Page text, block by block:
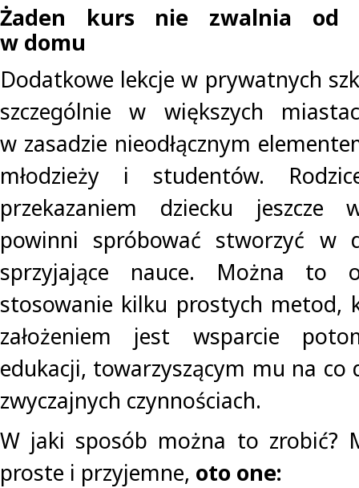
Żaden kurs nie zwalnia od
w domu
Dodatkowe lekcje w prywatnych
szczególnie w większych
w zasadzie nieodłącznym
młodzieży i studentów.
przekazaniem dziecku jeszcze
powinni spróbować stworzyć w
sprzyjające nauce. Można to
stosowanie kilku prostych metod,
założeniem jest wsparcie
edukacji, towarzyszącym mu na co
zwyczajnych czynnościach.
W jaki sposób można to zrobić?
proste i przyjemne, oto one: